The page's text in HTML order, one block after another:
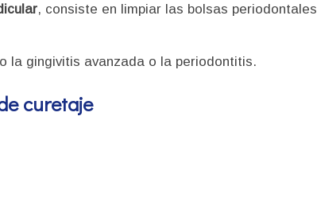
, consiste en limpiar las bolsas
la gingivitis avanzada o la periodontitis.
curetaje